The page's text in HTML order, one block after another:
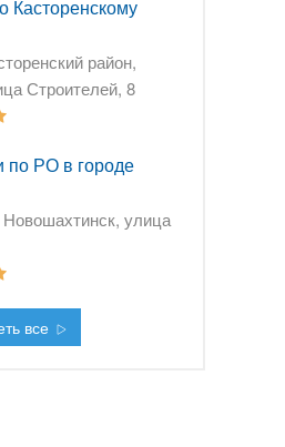
район,
Строителей, 8
РО в городе
Новошахтинск, улица
все